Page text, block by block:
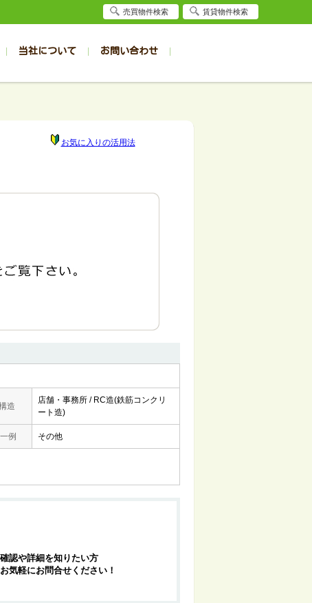
一覧
ート
帯広の1R～1K
帯広の1DK～1LDK
一覧
ート
旭川の1R～1K
旭川の1DK～1LDK
当社について お問い合わせ
お気に入りの活用法
造
店舗・事務所 / RC造(鉄筋コンクリ
ート造)
例 その他
認や詳細を知りたい方
気軽にお問合せください！
売買物件検索 賃貸物件検索